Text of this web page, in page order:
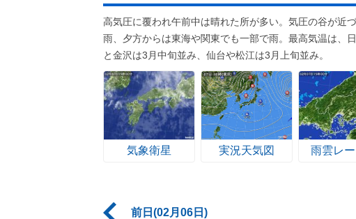
高気圧に覆われ午前中は晴れた所が多い。気圧の谷が近
雨、夕方からは東海や関東でも一部で雨。最高気温は、
と金沢は3月中旬並み、仙台や松江は3月上旬並み。
気象衛星 実況天気図 雨雲レ
前日(02月06日)